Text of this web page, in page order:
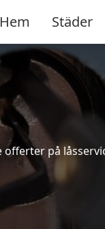
Hem Städer
på